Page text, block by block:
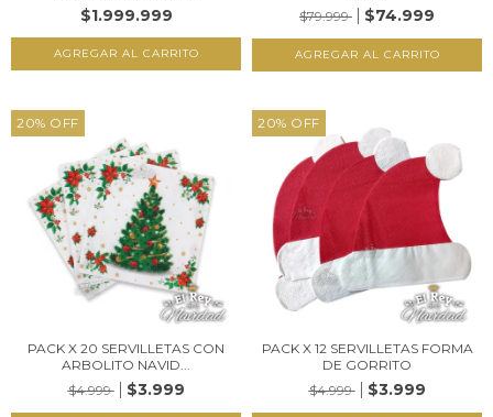
$1.999.999
$79.999
$74.999
20% OFF
PACK X 20 SERVILLETAS CON
ARBOLITO NAVID...
$4.999
$3.999
20% OFF
PACK X 12 SERVILLETAS FORMA
DE GORRITO
$4.999
$3.999